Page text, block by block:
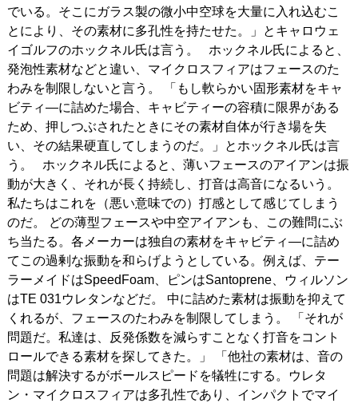
でいる。そこにガラス製の微小中空球を大量に入れ込むこ
とにより、その素材に多孔性を持たせた。」とキャロウェ
イゴルフのホックネル氏は言う。 ホックネル氏によると、
発泡性素材などと違い、マイクロスフィアはフェースのた
わみを制限しないと言う。 「もし軟らかい固形素材をキャ
ビティ―に詰めた場合、キャビティーの容積に限界がある
ため、押しつぶされたときにその素材自体が行き場を失
い、その結果硬直してしまうのだ。」とホックネル氏は言
う。 ホックネル氏によると、薄いフェースのアイアンは振
動が大きく、それが長く持続し、打音は高音になるいう。
私たちはこれを（悪い意味での）打感として感じてしまう
のだ。 どの薄型フェースや中空アイアンも、この難問にぶ
ち当たる。各メーカーは独自の素材をキャビティ―に詰め
てこの過剰な振動を和らげようとしている。例えば、テー
ラーメイドはSpeedFoam、ピンはSantoprene、ウィルソン
はTE 031ウレタンなどだ。 中に詰めた素材は振動を抑えて
くれるが、フェースのたわみを制限してしまう。 「それが
問題だ。私達は、反発係数を減らすことなく打音をコント
ロールできる素材を探してきた。」 「他社の素材は、音の
問題は解決するがボールスピードを犠牲にする。ウレタ
ン・マイクロスフィアは多孔性であり、インパクトでマイ